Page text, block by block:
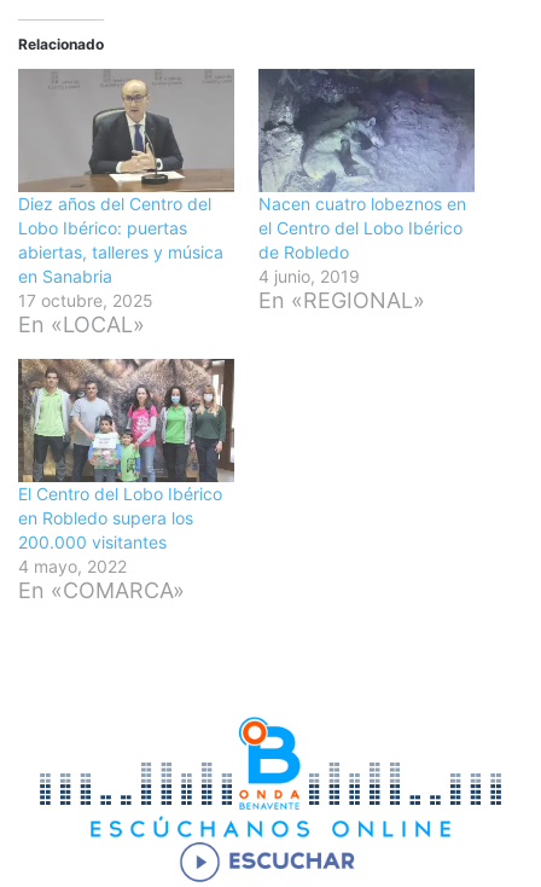
Relacionado
Diez años del Centro del
Lobo Ibérico: puertas
abiertas, talleres y música
en Sanabria
17 octubre, 2025
En «LOCAL»
Nacen cuatro lobeznos en
el Centro del Lobo Ibérico
de Robledo
4 junio, 2019
En «REGIONAL»
El Centro del Lobo Ibérico
en Robledo supera los
200.000 visitantes
4 mayo, 2022
En «COMARCA»